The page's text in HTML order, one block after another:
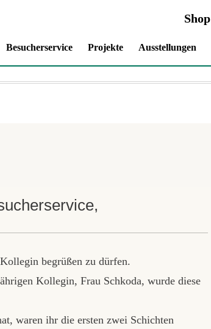
Shop
Besucherservice Projekte Ausstellungen
begrüßen zu dürfen.
Kollegin, Frau Schkoda, wurde diese
waren ihr die ersten zwei Schichten